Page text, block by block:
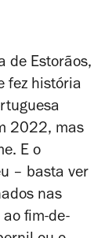
de Estorãos,
fez história
2022, mas
E o
– basta ver
nas
fim-de-